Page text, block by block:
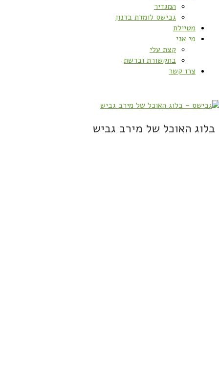
המגדיר
גבישס לומדת בדנון
מטיילת
מי אני
קצת עלי
בתקשורת וברשת
צרו קשר
בלוג האוכל של מירב גביש